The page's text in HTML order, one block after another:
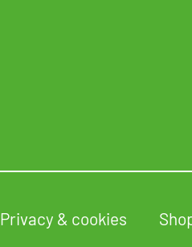
Privacy & cookies